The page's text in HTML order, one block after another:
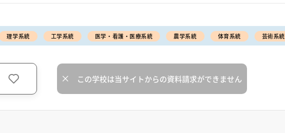
理学系統 工学系統 医学・看護・医療系統 農学系統 体育系統 芸術系統
この学校は当サイトからの資料請求ができません